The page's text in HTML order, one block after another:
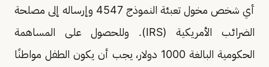
أي شخص مخول تعبئة النموذج 4547 وإرساله إلى مصلحة
الضرائب الأمريكية (IRS). وللحصول على المساهمة
الحكومية البالغة 1000 دولار، يجب أن يكون الطفل مواطنًا